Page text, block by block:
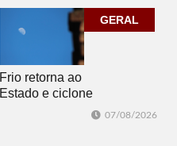
GERAL
Frio retorna ao
Estado e ciclone
07/08/2026